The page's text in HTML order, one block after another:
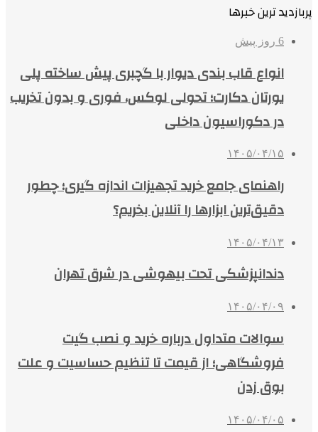
پربازدید ترین خبرها
6 روز پیش
انواع قاب بندی دیوار با گچبری پیش ساخته پلی
یورتان دکارت؛ تحولی لوکس، فوری و بدون تخریب
در دکوراسیون داخلی
۱۴۰۵/۰۴/۱۵
راهنمای جامع خرید تجهیزات اندازه گیری؛ چطور
دقیق‌ترین ابزارها را آنلاین بخریم؟
۱۴۰۵/۰۴/۱۳
دندانپزشکی تحت بیهوشی در شرق تهران
۱۴۰۵/۰۴/۰۹
سوالات متداول درباره خرید و نصب گیت
فروشگاهی؛ از قیمت تا تنظیم حساسیت و علت
بوق زدن
۱۴۰۵/۰۴/۰۵